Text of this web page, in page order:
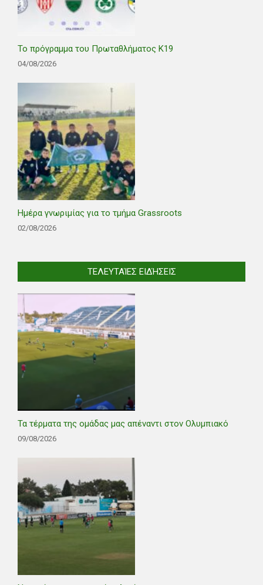
Το πρόγραμμα του Πρωταθλήματος Κ19
04/08/2026
Ημέρα γνωριμίας για το τμήμα Grassroots
02/08/2026
ΤΕΛΕΥΤΑΊΕΣ ΕΙΔΉΣΕΙΣ
Τα τέρματα της ομάδας μας απέναντι στον Ολυμπιακό
09/08/2026